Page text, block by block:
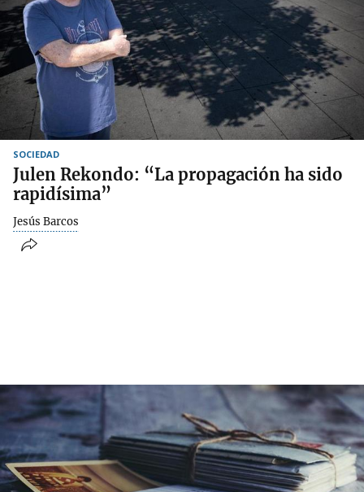
SOCIEDAD
Julen Rekondo: “La propagación ha sido
rapidísima”
Jesús Barcos